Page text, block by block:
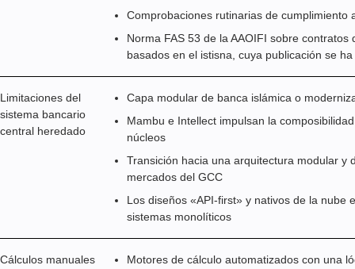
Comprobaciones rutinarias de cumplimiento
Norma FAS 53 de la AAOIFI sobre contratos
basados en el istisna, cuya publicación se
Limitaciones del
sistema bancario
central heredado
Capa modular de banca islámica o
Mambu e Intellect impulsan la
núcleos
Transición hacia una arquitectura modular y
mercados del GCC
Los diseños «API-first» y nativos de la nube
sistemas monolíticos
Cálculos manuales
Motores de cálculo automatizados con una